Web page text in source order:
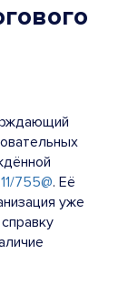
755@. Её
уже